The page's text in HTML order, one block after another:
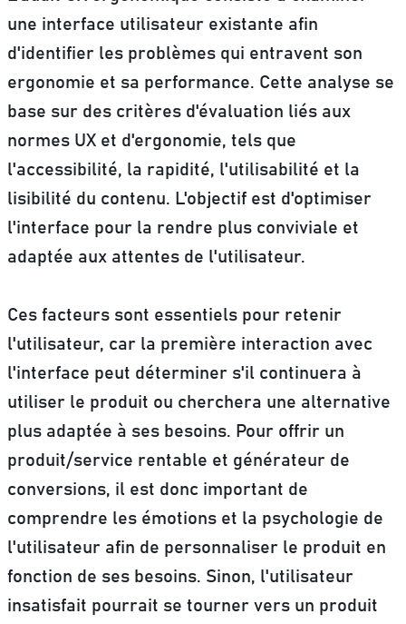
une interface utilisateur existante afin
d'identifier les problèmes qui entravent son
ergonomie et sa performance. Cette analyse se
base sur des critères d'évaluation liés aux
normes UX et d'ergonomie, tels que
l'accessibilité, la rapidité, l'utilisabilité et la
lisibilité du contenu. L'objectif est d'optimiser
l'interface pour la rendre plus conviviale et
adaptée aux attentes de l'utilisateur.
Ces facteurs sont essentiels pour retenir
l'utilisateur, car la première interaction avec
l'interface peut déterminer s'il continuera à
utiliser le produit ou cherchera une alternative
plus adaptée à ses besoins. Pour offrir un
produit/service rentable et générateur de
conversions, il est donc important de
comprendre les émotions et la psychologie de
l'utilisateur afin de personnaliser le produit en
fonction de ses besoins. Sinon, l'utilisateur
insatisfait pourrait se tourner vers un produit